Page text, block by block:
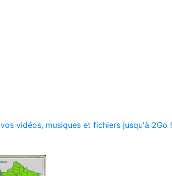
vidéos, musiques et fichiers jusqu'à 2Go !